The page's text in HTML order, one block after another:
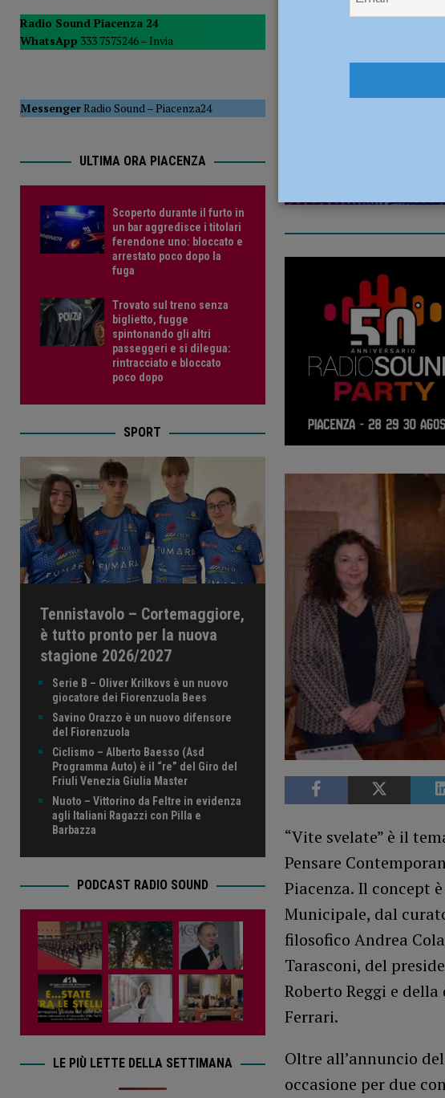
[ 5 Agosto 2026 ] Dalla Regione oltre 1,3 milioni di euro per gli hub urbani di
comunale e Unione Commercianti: “Soddisfatti”
“Vite svelate” è il
Pensare
Piacenza. Il concept
Municipale, dal
filosofico Andrea
Tarasconi, del
Roberto Reggi e
Ferrari.
Oltre all’annuncio
occasione per due
Radio Sound Piacenza 24
WhatsApp 333 7575246 – Invia
MessengerRadio Sound–Piacenza24
ULTIMA ORA PIACENZA
Scoperto durante il furto in
un bar aggredisce i titolari
ferendone uno: bloccato e
arrestato poco dopo la
fuga
Trovato sul treno senza
biglietto, fugge
spintonando gli altri
passeggeri e si dilegua:
rintracciato e bloccato
poco dopo
SPORT
Tennistavolo – Cortemaggiore,
è tutto pronto per la nuova
stagione 2026/2027
Serie B – Oliver Krilkovs è un nuovo
giocatore dei Fiorenzuola Bees
Savino Orazzo è un nuovo difensore
del Fiorenzuola
Ciclismo – Alberto Baesso (Asd
Programma Auto) è il “re” del Giro del
Friuli Venezia Giulia Master
Nuoto – Vittorino da Feltre in evidenza
agli Italiani Ragazzi con Pilla e
Barbazza
PODCAST RADIO SOUND
LE PIÙ LETTE DELLA SETTIMANA